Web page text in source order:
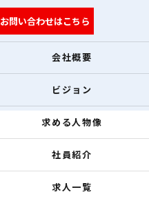
お問い合わせはこちら
会社概要
ビジョン
求める人物像
社員紹介
求人一覧